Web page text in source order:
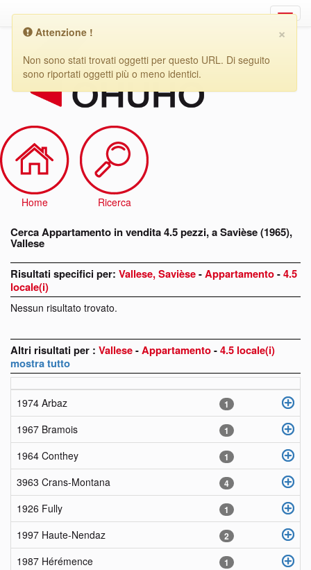
Appartamento
vendita
4.5
pezzi,
(1965),
Vallese
Home Ricerca
Cerca Appartamento in vendita 4.5 pezzi, a Savièse (1965),
Vallese
Risultati specifici per: Vallese, Savièse-Appartamento-4.5
locale(i)
Nessun risultato trovato.
Altri risultati per : Vallese-Appartamento-4.5 locale(i)
mostra tutto
1974 Arbaz 1
1967 Bramois 1
1964 Conthey 1
3963 Crans-Montana 4
1926 Fully 1
1997 Haute-Nendaz 2
1987 Hérémence 1
×
Attenzione !
Non sono stati trovati oggetti per questo URL. Di seguito
sono riportati oggetti più o meno identici.